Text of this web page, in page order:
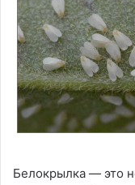
Белокрылка — это